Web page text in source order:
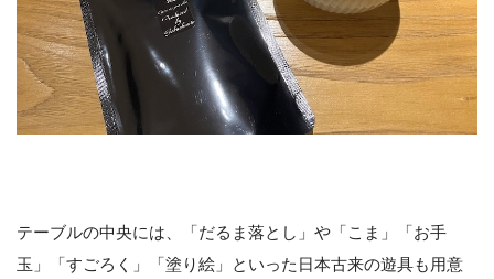
テーブルの中央には、「だるま落とし」や「こま」「お手
玉」「すごろく」「塗り絵」といった日本古来の遊具も用意